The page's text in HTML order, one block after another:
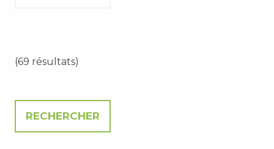
(69 résultats)